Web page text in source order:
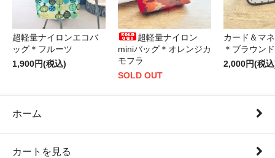
超軽量ナイロンエコバ
ッグ＊フルーツ
1,900円(税込)
超軽量ナイロン
miniバッグ＊オレンジカ
モフラ
SOLD OUT
カード＆マ
＊ブラウン
2,000円(税
ホーム
カートを見る